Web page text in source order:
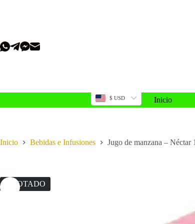
$ USD Inicio
Inicio Bebidas e Infusiones Jugo de manzana –
AGOTADO